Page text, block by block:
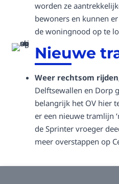
worden ze
bewoners en kunnen
de woningnood op te
Nieuwe
Weer rechtsom
Delftsewallen en Dorp
belangrijk het OV hier
er een nieuwe tramlijn
de Sprinter vroeger
meer overstappen op